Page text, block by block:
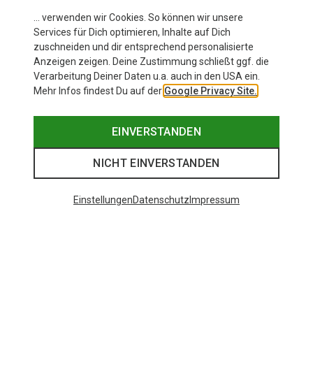
Kinder Curitiba Carabiner Hoodie
… verwenden wir Cookies. So können wir unsere
Services für Dich optimieren, Inhalte auf Dich
zuschneiden und dir entsprechend personalisierte
Anzeigen zeigen. Deine Zustimmung schließt ggf. die
Verarbeitung Deiner Daten u.a. auch in den USA ein.
Mehr Infos findest Du auf der Google Privacy Site.
EINVERSTANDEN
NICHT EINVERSTANDEN
EinstellungenDatenschutz Impressum